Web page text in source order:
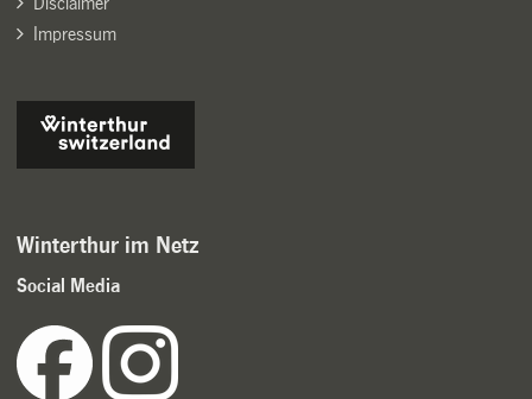
Impressum
Winterthur im Netz
Social Media